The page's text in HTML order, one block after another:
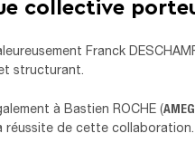
collective
Franck
structurant.
à Bastien ROCHE (
de cette collaboration.